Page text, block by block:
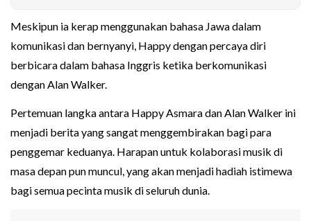
Meskipun ia kerap menggunakan bahasa Jawa dalam
komunikasi dan bernyanyi, Happy dengan percaya diri
berbicara dalam bahasa Inggris ketika berkomunikasi
dengan Alan Walker.
Pertemuan langka antara Happy Asmara dan Alan Walker ini
menjadi berita yang sangat menggembirakan bagi para
penggemar keduanya. Harapan untuk kolaborasi musik di
masa depan pun muncul, yang akan menjadi hadiah istimewa
bagi semua pecinta musik di seluruh dunia.